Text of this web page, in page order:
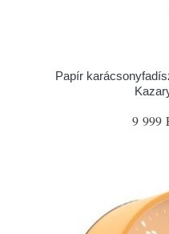
Papír
9 999